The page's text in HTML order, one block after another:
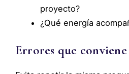
proyecto?
¿Qué energía
Errores que